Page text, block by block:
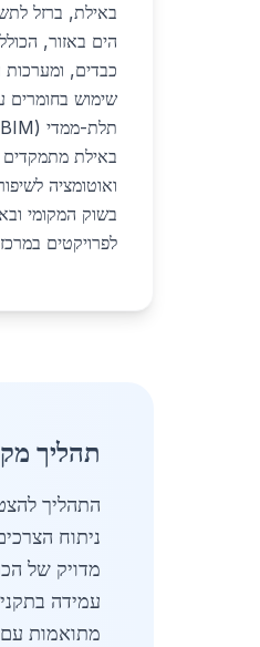
באילת, ברזל
הים באזור,
כבדים, ומערכות
שימוש בחומרים
באילת מתמקדים
ואוטומציה
בשוק המקומי
לפרויקטים
תהליך
התהליך
מדויק של
עמידה